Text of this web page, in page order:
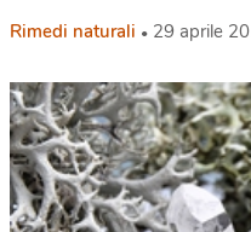
Rimedi naturali 29 aprile